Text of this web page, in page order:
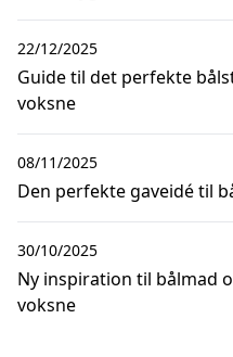
Guide til det perfekte
voksne
22/12/2025
Den perfekte gaveidé til
08/11/2025
Ny inspiration til bålmad
voksne
30/10/2025